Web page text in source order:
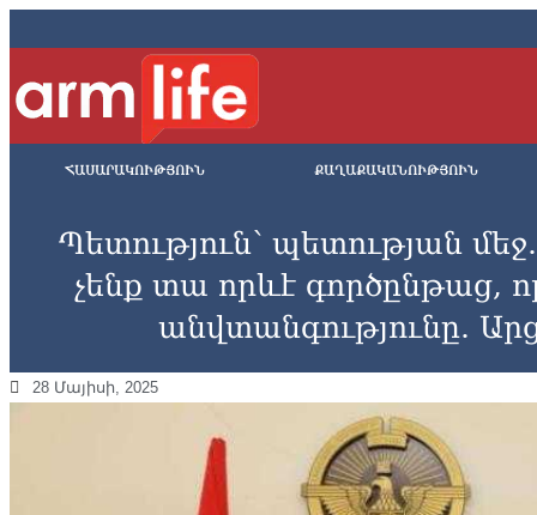
ՀԱՍԱՐԱԿՈՒԹՅՈՒՆ ՔԱՂԱՔԱԿԱՆՈՒԹՅՈՒՆ
Պետություն՝ պետության
չենք տա որևէ գործընթաց,
անվտանգությունը.
28 Մայիսի, 2025